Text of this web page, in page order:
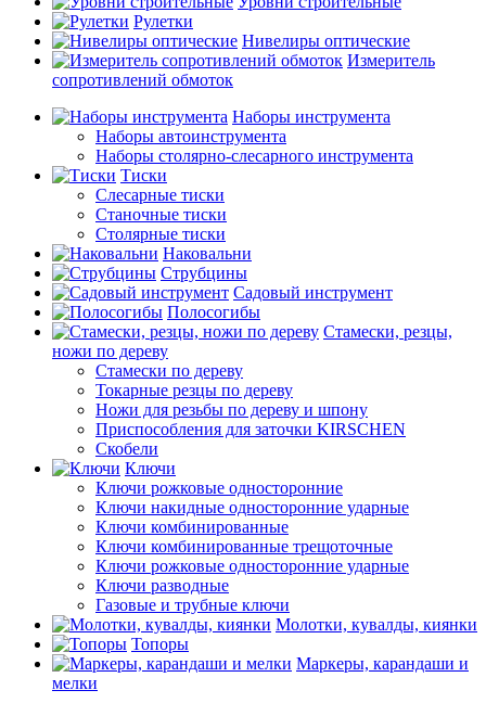
Рулетки
Нивелиры оптические
Измеритель
сопротивлений обмоток
Наборы инструмента
Наборы автоинструмента
Наборы столярно-слесарного инструмента
Тиски
Слесарные тиски
Станочные тиски
Столярные тиски
Наковальни
Струбцины
Садовый инструмент
Полосогибы
Стамески, резцы,
ножи по дереву
Стамески по дереву
Токарные резцы по дереву
Ножи для резьбы по дереву и шпону
Приспособления для заточки KIRSCHEN
Скобели
Ключи
Ключи рожковые односторонние
Ключи накидные односторонние ударные
Ключи комбинированные
Ключи комбинированные трещоточные
Ключи рожковые односторонние ударные
Ключи разводные
Газовые и трубные ключи
Молотки, кувалды, киянки
Топоры
Маркеры, карандаши и
мелки